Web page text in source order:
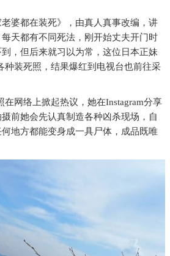
婆都在装死》，由真人真事改编，讲
天都有不同死法，刚开始丈夫开门时
，但后来就习以为常，这位日本正妹
种装死照，结果爆红到电视台也前往采
在网络上掀起热议，她在Instagram分享
前她会先认真制造各种凶杀现场，自
地方都能变身成一具尸体，成品既唯